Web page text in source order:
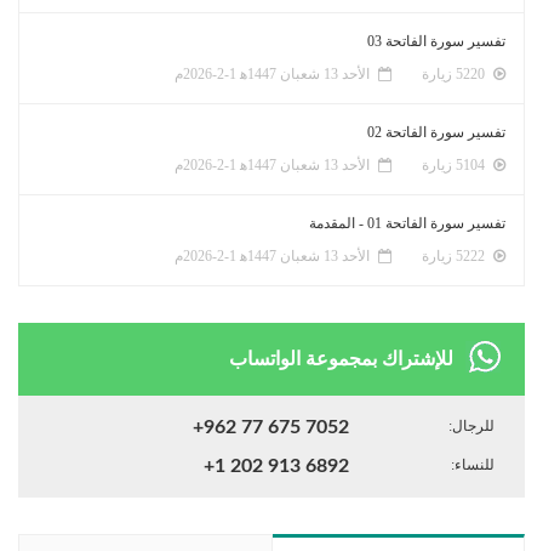
تفسير سورة الفاتحة 03
الأحد 13 شعبان 1447ﻫ 1-2-2026م
تفسير سورة الفاتحة 02
الأحد 13 شعبان 1447ﻫ 1-2-2026م
تفسير سورة الفاتحة 01 - المقدمة
الأحد 13 شعبان 1447ﻫ 1-2-2026م
للإشتراك بمجموعة الواتساب
للرجال: +962 77 675 7052
للنساء: +1 202 913 6892